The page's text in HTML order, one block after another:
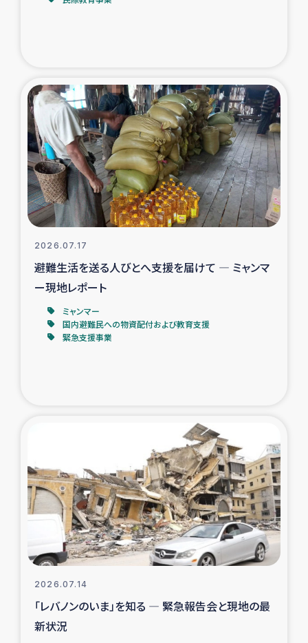
コーヒー生産者支援
アイナロ県マウベシ郡でのコーヒー畑改善事業
ベイルート大規模爆発被災者支援
女性の生計向上支援
アグロフォレストリー（カカオ）事業
2026.07.17
避難生活を送る人びとへ支援を届けて ― ミャンマ
ー現地レポート
ミャンマー
国内避難民への物資配付および教育支援
緊急支援事業
2026.07.14
「レバノンのいま」を知る ― 緊急報告会と現地の最
新状況